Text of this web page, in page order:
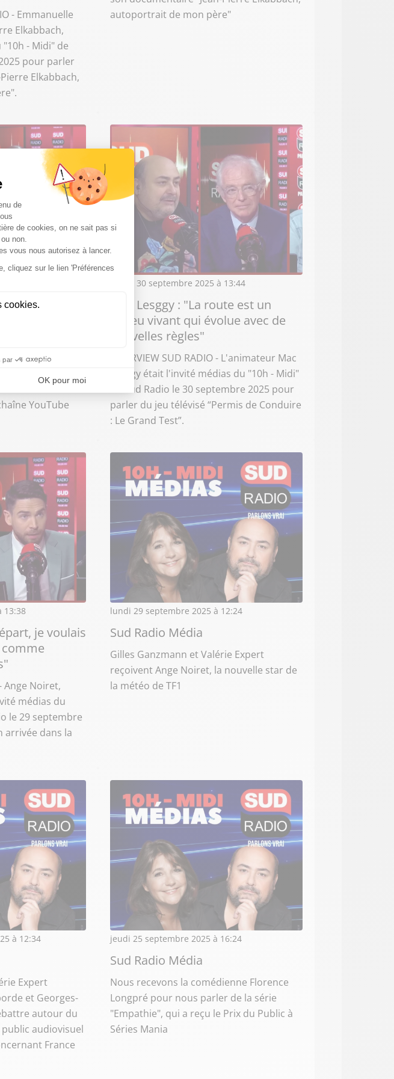
- Emmanuelle
Elkabbach,
- Midi" de
pour parler
Elkabbach,
autoportrait de mon père"
un
Le journaliste
le 1er octobre
YouTube
mardi 30 septembre 2025 à 13:44
Mac Lesggy : "La route est un
milieu vivant qui évolue avec de
nouvelles règles"
INTERVIEW SUD RADIO - L'animateur Mac
Lesggy était l'invité médias du "10h - Midi"
de Sud Radio le 30 septembre 2025 pour
parler du jeu télévisé “Permis de Conduire
: Le Grand Test”.
13:38
je voulais
Ange Noiret,
médias du
le 29 septembre
arrivée dans la
lundi 29 septembre 2025 à 12:24
Sud Radio Média
Gilles Ganzmann et Valérie Expert
reçoivent Ange Noiret, la nouvelle star de
la météo de TF1
à 12:34
Expert
et Georges-
autour du
audiovisuel
France
jeudi 25 septembre 2025 à 16:24
Sud Radio Média
Nous recevons la comédienne Florence
Longpré pour nous parler de la série
"Empathie", qui a reçu le Prix du Public à
Séries Mania